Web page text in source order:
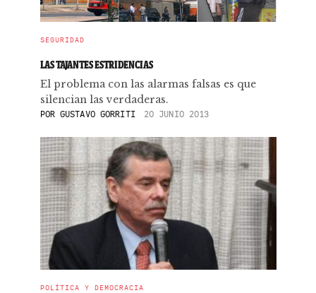
SEGURIDAD
LAS TAJANTES ESTRIDENCIAS
El problema con las alarmas falsas es que
silencian las verdaderas.
POR GUSTAVO GORRITI 20 JUNIO 2013
POLÍTICA Y DEMOCRACIA